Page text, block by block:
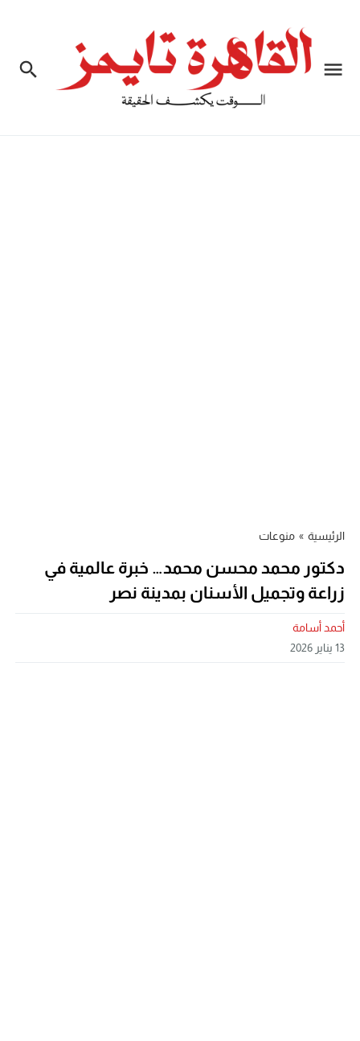
الرئيسية » منوعات
دكتور محمد محسن محمد… خبرة عالمية في
زراعة وتجميل الأسنان بمدينة نصر
أحمد أسامة
13 يناير 2026